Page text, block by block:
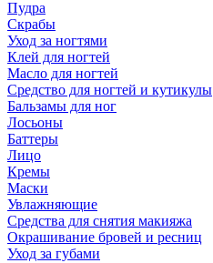
Пудра
Скрабы
Уход за ногтями
Клей для ногтей
Масло для ногтей
Средство для ногтей и кутикулы
Бальзамы для ног
Лосьоны
Баттеры
Лицо
Кремы
Маски
Увлажняющие
Средства для снятия макияжа
Окрашивание бровей и ресниц
Уход за губами